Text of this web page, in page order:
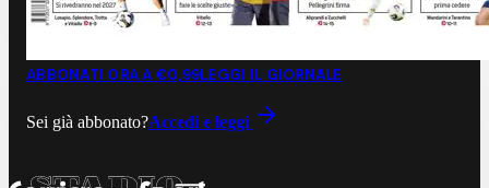
ABBONATI ORA A €0,99LEGGI IL GIORNALE
Sei già abbonato?Accedi e leggi